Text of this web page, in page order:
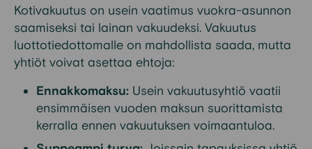
Kotivakuutus on usein vaatimus vuokra-asunnon
saamiseksi tai lainan vakuudeksi. Vakuutus
luottotiedottomalle on mahdollista saada, mutta
yhtiöt voivat asettaa ehtoja:
Ennakkomaksu: Usein vakuutusyhtiö vaatii
ensimmäisen vuoden maksun suorittamista
kerralla ennen vakuutuksen voimaantuloa.